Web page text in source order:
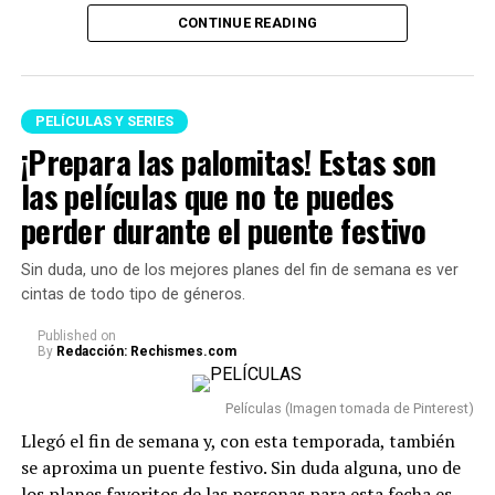
Pollo a lo grande: Una conspiración de comida
Untold: The Testimony of Vince Young — 25 de
agosto
prueba su inteligencia, valentía y capacidad para
Y para entender un poco más el contexto de la cinta, es
importante conocer algunos de los elementos
CONTINUE READING
PELÍCULAS Y SERIES
¡Prepara las palomitas! Estas son
las películas que no te puedes
perder durante el puente festivo
Sin duda, uno de los mejores planes del fin de semana es ver
cintas de todo tipo de géneros.
Published on
By Redacción: Rechismes.com
Películas (Imagen tomada de Pinterest)
Llegó el fin de semana y, con esta temporada, también
se aproxima un puente festivo. Sin duda alguna, uno de